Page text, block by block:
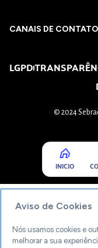
CANAIS DE CONTATO
LGPD
© 2024
INICIO
Aviso de Cookies
Nós usamos cookies e
melhorar a sua